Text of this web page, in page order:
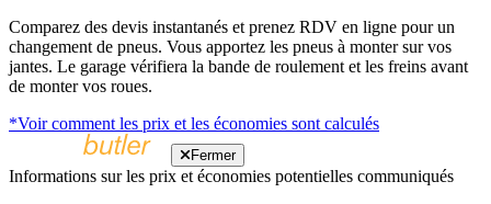
Comparez des devis instantanés et prenez RDV en ligne pour un
changement de pneus. Vous apportez les pneus à monter sur vos
jantes. Le garage vérifiera la bande de roulement et les freins avant
de monter vos roues.
*Voir comment les prix et les économies sont calculés
Fermer
Informations sur les prix et économies potentielles communiqués